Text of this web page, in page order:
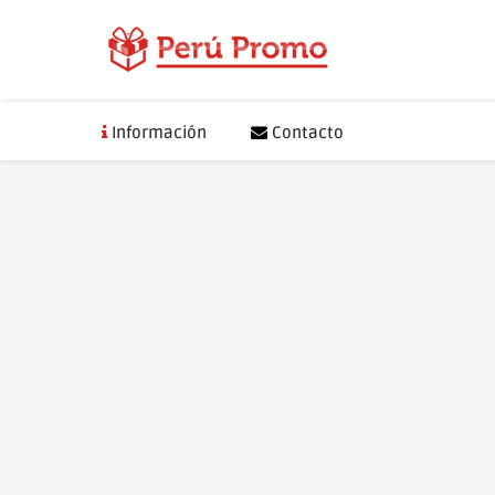
Información Contacto